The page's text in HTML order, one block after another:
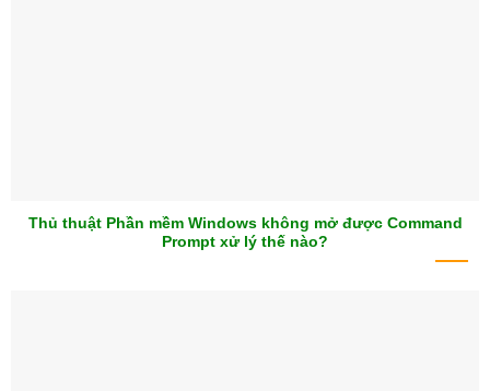
Thủ thuật Phần mềm Windows không mở được Command
Prompt xử lý thế nào?